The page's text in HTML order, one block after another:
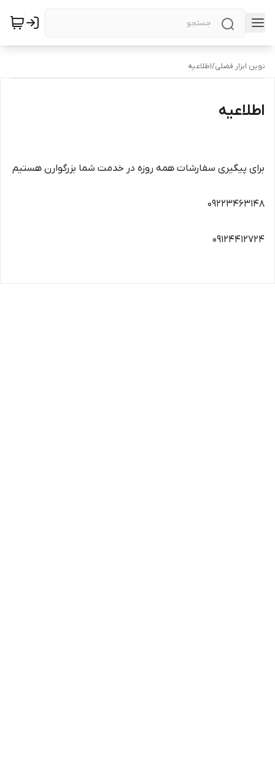
نوین ابزار فضلی/اطلاعیه
اطلاعیه
برای پیگیری سفارشات همه روزه در خدمت شما بزرگوارن هستیم
09223463148
09124412724